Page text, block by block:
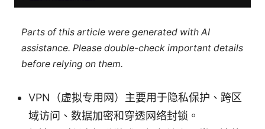
Parts of this article were generated with AI
assistance. Please double-check important details
before relying on them.
VPN（虚拟专用网）主要用于隐私保护、跨区
域访问、数据加密和穿透网络封锁。